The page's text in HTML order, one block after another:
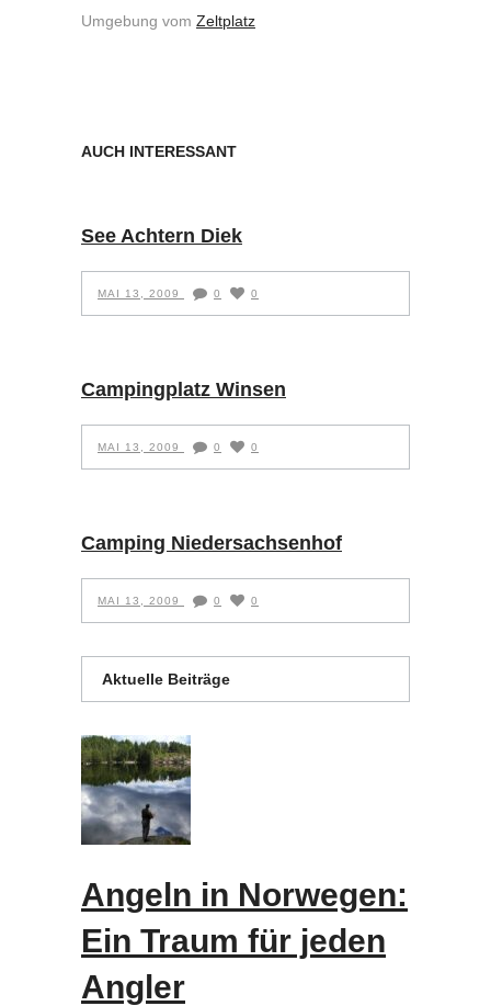
Umgebung vom Zeltplatz
AUCH INTERESSANT
See Achtern Diek
MAI 13, 2009 0 0
Campingplatz Winsen
MAI 13, 2009 0 0
Camping Niedersachsenhof
MAI 13, 2009 0 0
Aktuelle Beiträge
Angeln in Norwegen:
Ein Traum für jeden
Angler